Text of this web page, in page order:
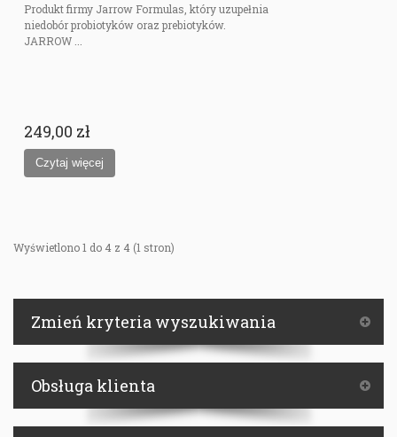
Produkt firmy Jarrow Formulas, który uzupełnia
niedobór probiotyków oraz prebiotyków.
JARROW ...
249,00 zł
Wyświetlono 1 do 4 z 4 (1 stron)
Zmień kryteria wyszukiwania
Obsługa klienta